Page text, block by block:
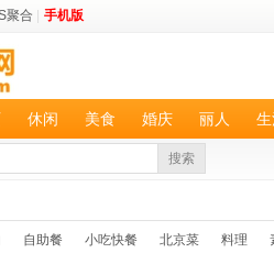
聚合 手机版
休闲 美食 婚庆 丽人
搜索
自助餐 小吃快餐 北京菜 料理